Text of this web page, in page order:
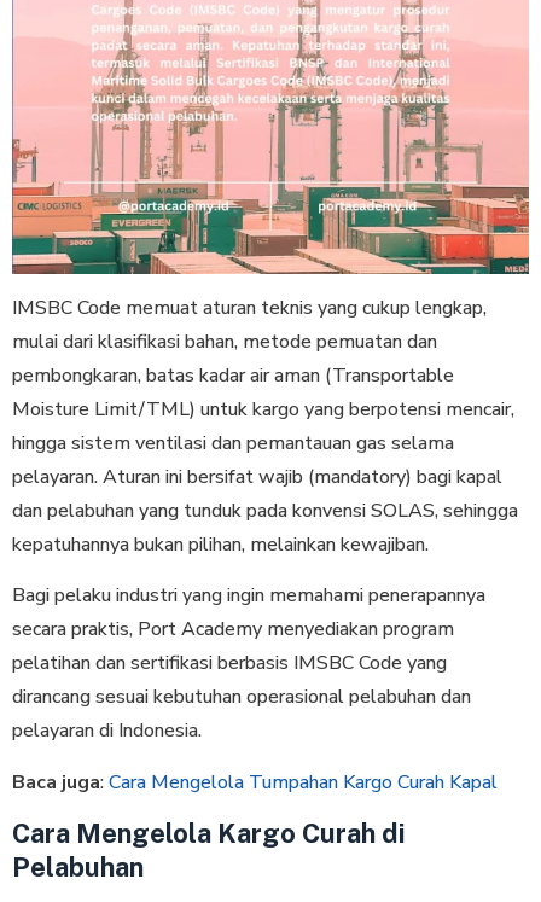
IMSBC Code memuat aturan teknis yang cukup lengkap,
mulai dari klasifikasi bahan, metode pemuatan dan
pembongkaran, batas kadar air aman (Transportable
Moisture Limit/TML) untuk kargo yang berpotensi mencair,
hingga sistem ventilasi dan pemantauan gas selama
pelayaran. Aturan ini bersifat wajib (mandatory) bagi kapal
dan pelabuhan yang tunduk pada konvensi SOLAS, sehingga
kepatuhannya bukan pilihan, melainkan kewajiban.
Bagi pelaku industri yang ingin memahami penerapannya
secara praktis, Port Academy menyediakan program
pelatihan dan sertifikasi berbasis IMSBC Code yang
dirancang sesuai kebutuhan operasional pelabuhan dan
pelayaran di Indonesia.
Baca juga:Cara Mengelola Tumpahan Kargo Curah Kapal
Cara Mengelola Kargo Curah di
Pelabuhan